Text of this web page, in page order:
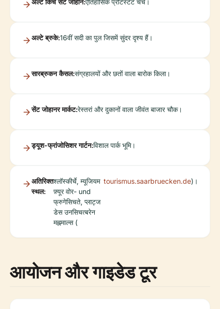
अल्टे ब्रुके:16वीं सदी का पुल जिसमें सुंदर दृश्य हैं।
सारब्रुकन कैसल:संग्रहालयों और छतों वाला बारोक किला।
सेंट जोहानर मार्कट:रेस्तरां और दुकानों वाला जीवंत बाजार चौक।
ड्यूश-फ्रांजोसिशर गार्टन:विशाल पार्क भूमि।
अतिरिक्त
स्थल:
श्लॉस्कीर्चे, म्यूजियम
फ़्यूर वोर- und
फ्रुगेसिचते, प्लाट्ज
डेस उनसिचत्बरेन
मह्नमाल्स (
tourismus.saarbruecken.de)।
आयोजन और गाइडेड टूर